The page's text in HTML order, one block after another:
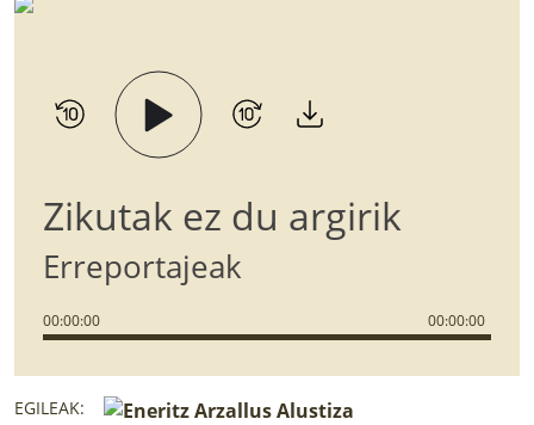
Zikutak ez du argirik
Erreportajeak
00:00:00 00:00:00
EGILEAK: